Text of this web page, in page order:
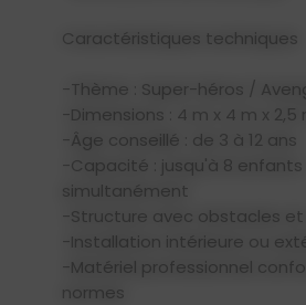
Caractéristiques techniques
-Thème : Super-héros /
-Dimensions : 4 m x 4 m x 2,5
-Âge conseillé : de 3 à 12 ans
-Capacité : jusqu'à 8 enfants
simultanément
-Structure avec obstacles et
-Installation intérieure ou
-Matériel professionnel
normes